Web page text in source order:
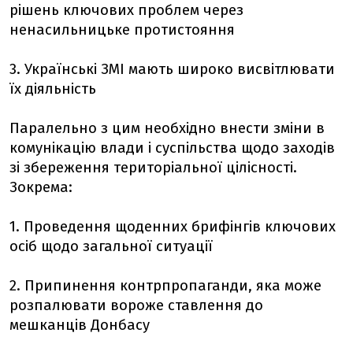
рішень ключових проблем через
ненасильницьке протистояння
3. Українські ЗМІ мають широко висвітлювати
їх діяльність
Паралельно з цим необхідно внести зміни в
комунікацію влади і суспільства щодо заходів
зі збереження територіальної цілісності.
Зокрема:
1. Проведення щоденних брифінгів ключових
осіб щодо загальної ситуації
2. Припинення контрпропаганди, яка може
розпалювати вороже ставлення до
мешканців Донбасу